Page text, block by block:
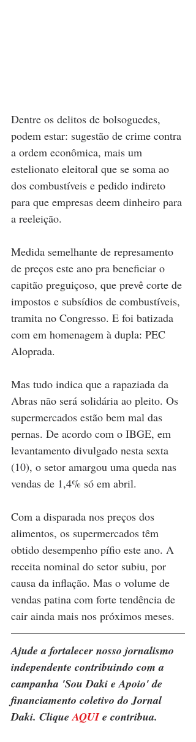
Dentre os delitos de bolsoguedes,
podem estar: sugestão de crime contra
a ordem econômica, mais um
estelionato eleitoral que se soma ao
dos combustíveis e pedido indireto
para que empresas deem dinheiro para
a reeleição.
Medida semelhante de represamento
de preços este ano pra beneficiar o
capitão preguiçoso, que prevê corte de
impostos e subsídios de combustíveis,
tramita no Congresso. E foi batizada
com em homenagem à dupla: PEC
Aloprada.
Mas tudo indica que a rapaziada da
Abras não será solidária ao pleito. Os
supermercados estão bem mal das
pernas. De acordo com o IBGE, em
levantamento divulgado nesta sexta
(10), o setor amargou uma queda nas
vendas de 1,4% só em abril.
Com a disparada nos preços dos
alimentos, os supermercados têm
obtido desempenho pífio este ano. A
receita nominal do setor subiu, por
causa da inflação. Mas o volume de
vendas patina com forte tendência de
cair ainda mais nos próximos meses.
Ajude a fortalecer nosso jornalismo
independente contribuindo com a
campanha 'Sou Daki e Apoio' de
financiamento coletivo do Jornal
Daki. Clique AQUI e contribua.